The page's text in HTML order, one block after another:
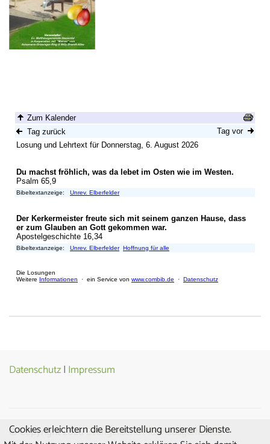
Datenschutz| Impressum
© Copyright 2026Evangelische Matthäusgemeinde
Cookies erleichtern die Bereitstellung unserer Dienste.